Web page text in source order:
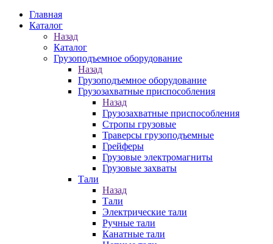
Главная
Каталог
Назад
Каталог
Грузоподъемное оборудование
Назад
Грузоподъемное оборудование
Грузозахватные приспособления
Назад
Грузозахватные приспособления
Стропы грузовые
Траверсы грузоподъемные
Грейферы
Грузовые электромагниты
Грузовые захваты
Тали
Назад
Тали
Электрические тали
Ручные тали
Канатные тали